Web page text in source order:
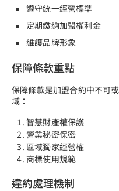
遵守統一經營標準
定期繳納加盟權利金
維護品牌形象
保障條款重點
保障條款是加盟合約中不可
域：
智慧財產權保護
營業秘密保密
區域獨家經營權
商標使用規範
違約處理機制